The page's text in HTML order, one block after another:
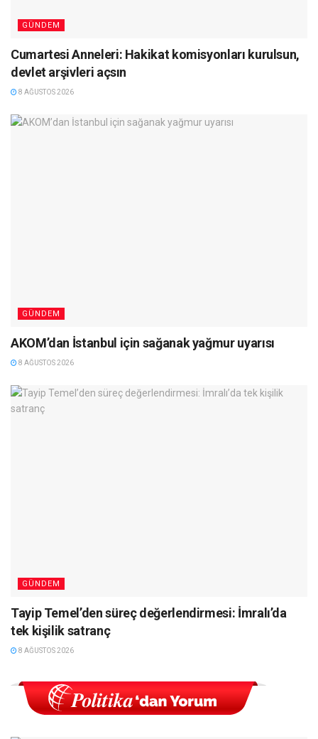
GÜNDEM
Cumartesi Anneleri: Hakikat komisyonları kurulsun,
devlet arşivleri açsın
8 AĞUSTOS 2026
GÜNDEM
AKOM’dan İstanbul için sağanak yağmur uyarısı
8 AĞUSTOS 2026
GÜNDEM
Tayip Temel’den süreç değerlendirmesi: İmralı’da
tek kişilik satranç
8 AĞUSTOS 2026